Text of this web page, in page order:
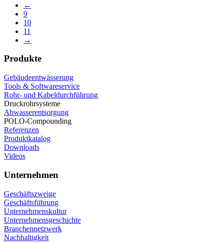
←
9
10
11
→
Produkte
Gebäudeentwässerung
Tools & Softwareservice
Rohr- und Kabeldurchführung
Druckrohrsysteme
Abwasserentsorgung
POLO-Compounding
Referenzen
Produktkatalog
Downloads
Videos
Unternehmen
Geschäftszweige
Geschäftsführung
Unternehmenskultur
Unternehmensgeschichte
Branchennetzwerk
Nachhaltigkeit